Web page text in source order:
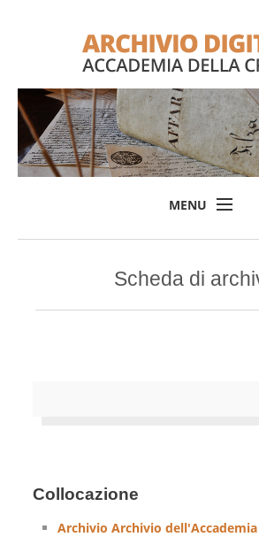
MENU
L'Archivio
Scheda di
Collocazione
Archivio Archivio dell'Accademia